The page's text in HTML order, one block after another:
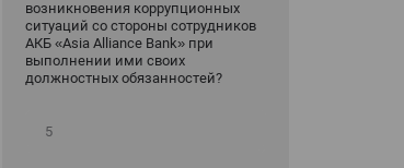
возникновения коррупционных
ситуаций со стороны сотрудников
АКБ «Asia Alliance Bank» при
выполнении ими своих
должностных обязанностей?